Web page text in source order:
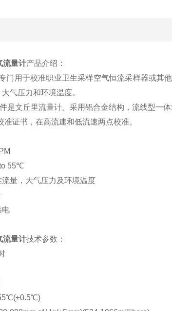
流量计产品介绍：
门用于校准职业卫生采样空气恒流采样器或其
气压力和环境温度。
是文丘里流量计。采用铝合金结构，流线型一
证书，在高流速和低流速两点校准。
55℃
量，大气压力及环境温度
电
流量计技术参数：